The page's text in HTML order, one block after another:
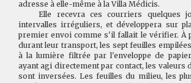
adresse à elle-même à la Villa Médicis.
Elle recevra ces courriers quelques
intervalles irréguliers, et développera sur
premier envoi comme s'il fallait le vérifier. À
durant leur transport, les sept feuilles
à la lumière filtrée par l'enveloppe de
ayant agi directement par contact, les valeurs
sont inversées. Les feuilles du milieu, les